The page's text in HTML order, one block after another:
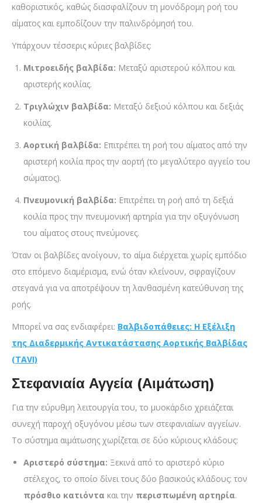
καθοριστικός, καθώς διασφαλίζουν τη μονόδρομη ροή του
αίματος και εμποδίζουν την παλινδρόμησή του.
Υπάρχουν τέσσερις κύριες βαλβίδες:
Μιτροειδής βαλβίδα: Μεταξύ αριστερού κόλπου και
αριστερής κοιλίας.
Τριγλώχιν βαλβίδα: Μεταξύ δεξιού κόλπου και δεξιάς
κοιλίας.
Αορτική βαλβίδα: Επιτρέπει τη ροή του αίματος από την
αριστερή κοιλία προς την αορτή (το μεγαλύτερο αγγείο του
σώματος).
Πνευμονική βαλβίδα: Επιτρέπει τη ροή από τη δεξιά
κοιλία προς την πνευμονική αρτηρία για την οξυγόνωση
του αίματος στους πνεύμονες.
Όταν οι βαλβίδες ανοίγουν, το αίμα διέρχεται χωρίς εμπόδιο
στο επόμενο διαμέρισμα, ενώ όταν κλείνουν, σφραγίζουν
στεγανά για να αποτρέψουν τη λανθασμένη κατεύθυνση της
ροής.
Μπορεί να σας ενδιαφέρει: Βαλβιδοπάθειες: Η Εξέλιξη
της Διαδερμικής Αντικατάστασης Αορτικής Βαλβίδας
(TAVI)
Στεφανιαία Αγγεία (Αιμάτωση)
Για την εύρυθμη λειτουργία του, το μυοκάρδιο χρειάζεται
συνεχή παροχή οξυγόνου μέσω των στεφανιαίων αγγείων.
Το σύστημα αιμάτωσης χωρίζεται σε δύο κύριους κλάδους:
Αριστερό σύστημα: Ξεκινά από το αριστερό κύριο
στέλεχος, το οποίο δίνει τους δύο βασικούς κλάδους: τον
πρόσθιο κατιόντα και την περισπωμένη αρτηρία.